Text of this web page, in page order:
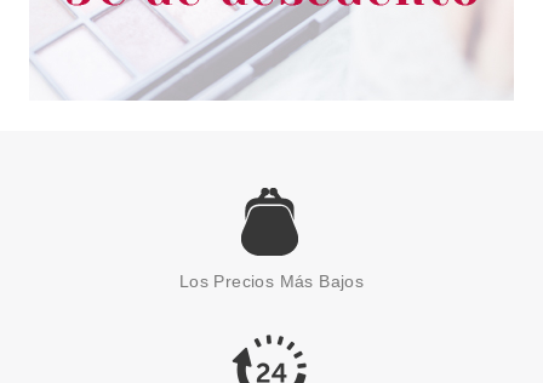
CLARINS
CLARINS CREMA MASVELT
ADVANCED 200 ML
36.50€
Los Precios Más Bajos